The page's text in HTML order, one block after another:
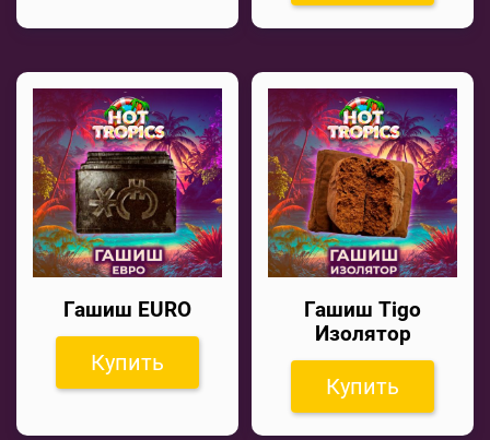
Гашиш EURO
Купить
Гашиш Tigo
Изолятор
Купить